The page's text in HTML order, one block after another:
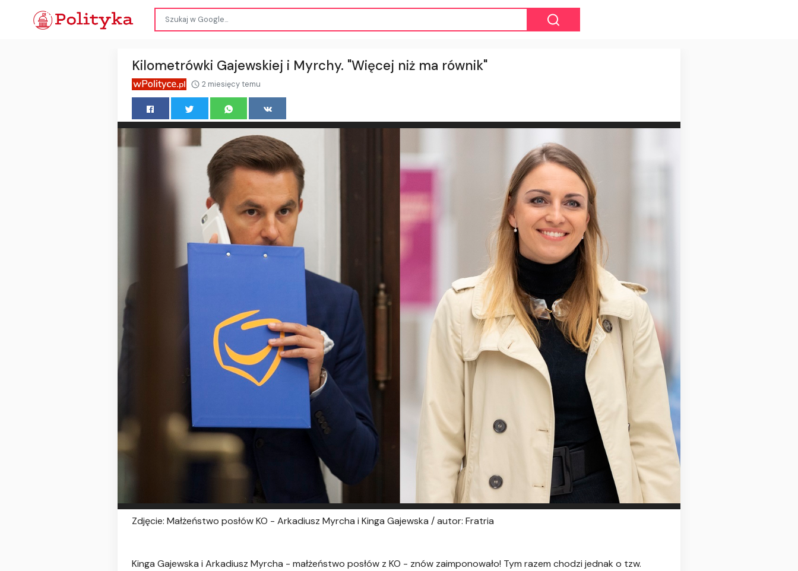
Kilometrówki Gajewskiej i Myrchy. "Więcej niż ma równik"
2 miesięcy temu
Zdjęcie: Małżeństwo posłów KO - Arkadiusz Myrcha i Kinga Gajewska / autor: Fratria
Kinga Gajewska i Arkadiusz Myrcha - małżeństwo posłów z KO - znów zaimponowało! Tym razem chodzi jednak o tzw.